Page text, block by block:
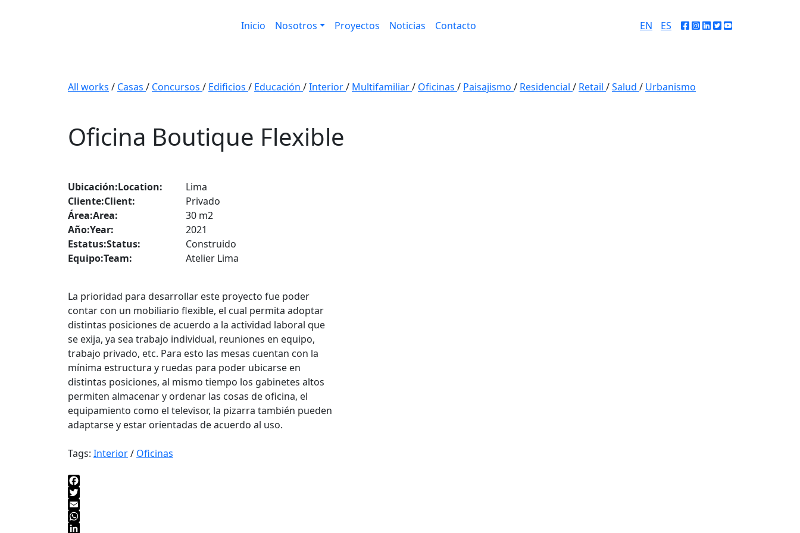
Inicio Nosotros Proyectos Noticias Contacto EN ES
All works / Casas / Concursos / Edificios / Educación /Interior/ Multifamiliar/ Oficinas / Paisajismo / Residencial / Retail /Salud / Urbanismo
Oficina Boutique Flexible
Ubicación:Location:
Lima
Cliente:Client:
Privado
Área:Area:
30 m2
Año:Year:
2021
Estatus:Status:
Construido
Equipo:Team: Atelier Lima
La prioridad para desarrollar este proyecto fue poder
contar con un mobiliario flexible, el cual permita adoptar
distintas posiciones de acuerdo a la actividad laboral que
se exija, ya sea trabajo individual, reuniones en equipo,
trabajo privado, etc. Para esto las mesas cuentan con la
mínima estructura y ruedas para poder ubicarse en
distintas posiciones, al mismo tiempo los gabinetes altos
permiten almacenar y ordenar las cosas de oficina, el
equipamiento como el televisor, la pizarra también pueden
adaptarse y estar orientadas de acuerdo al uso.
Tags: Interior/ Oficinas
Facebook
Twitter
Email
WhatsApp